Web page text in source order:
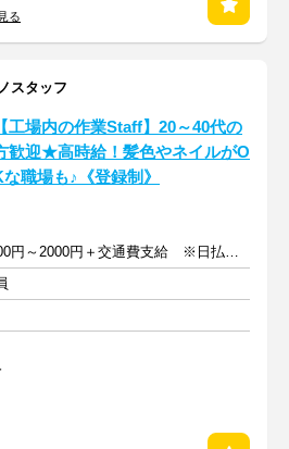
る
スタッフ
【工場内の作業Staff】20～40代の
歓迎★高時給！髪色やネイルがO
な職場も♪《登録制》
時給1600円～2000円＋交通費支給 ※日払い可能（各種手当あり）